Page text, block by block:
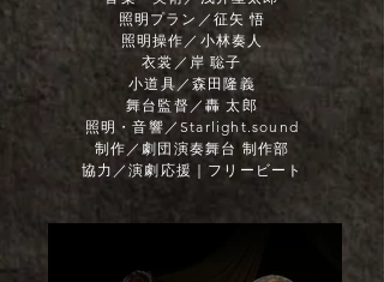
照明プラン／征矢 悟
照明操作／小林奏人
衣裳／岸 聡子
小道具／森田隆義
舞台監督／轟 太郎
照明・音響／Starlight.sound
制作／劇団演奏舞台 制作部
協力／演劇応援｜フリービート